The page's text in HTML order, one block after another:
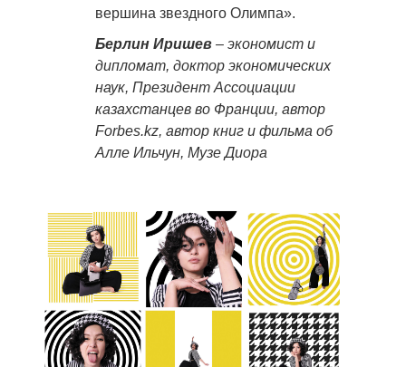
вершина звездного Олимпа».
Берлин Иришев – экономист и
дипломат, доктор экономических
наук, Президент Ассоциации
казахстанцев во Франции, автор
Forbes.kz, автор книг и фильма об
Алле Ильчун, Музе Диора